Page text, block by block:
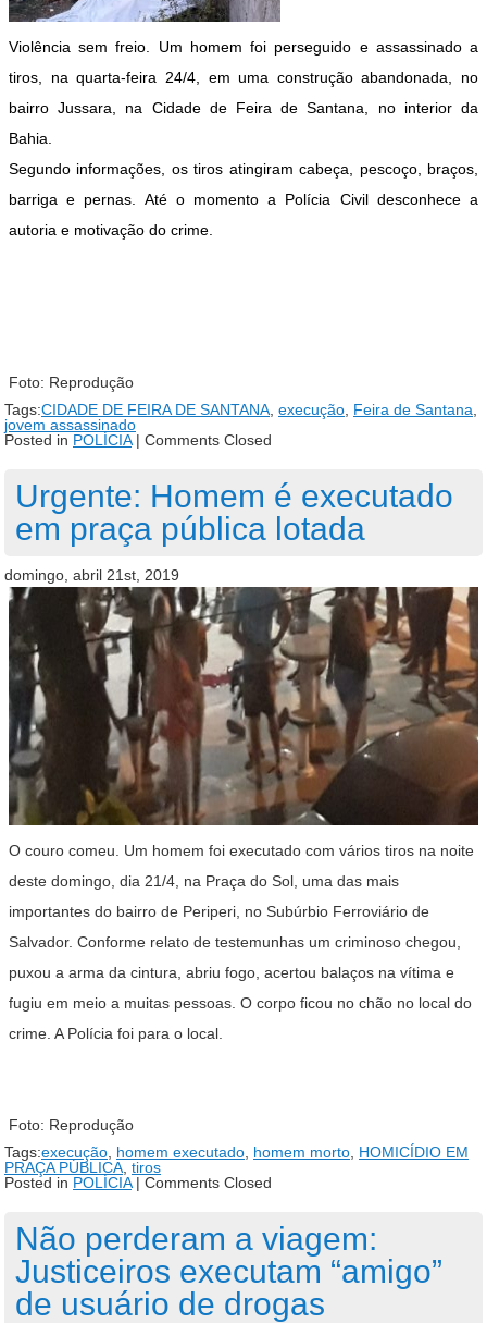
Violência sem freio. Um homem foi perseguido e assassinado a
tiros, na quarta-feira 24/4, em uma construção abandonada, no
bairro Jussara, na Cidade de Feira de Santana, no interior da
Bahia.
Segundo informações, os tiros atingiram cabeça, pescoço, braços,
barriga e pernas. Até o momento a Polícia Civil desconhece a
autoria e motivação do crime.
Foto: Reprodução
Tags:CIDADE DE FEIRA DE SANTANA execução Feira de Santana
jovem assassinado
Posted in POLÍCIA| Comments Closed
Urgente: Homem é executado
em praça pública lotada
domingo, abril 21st, 2019
O couro comeu. Um homem foi executado com vários tiros na noite
deste domingo, dia 21/4, na Praça do Sol, uma das mais
importantes do bairro de Periperi, no Subúrbio Ferroviário de
Salvador. Conforme relato de testemunhas um criminoso chegou,
puxou a arma da cintura, abriu fogo, acertou balaços na vítima e
fugiu em meio a muitas pessoas. O corpo ficou no chão no local do
crime. A Polícia foi para o local.
Foto: Reprodução
Tags:execução homem executado homem morto HOMICÍDIO EM
PRAÇA PÚBLICA tiros
Posted in POLÍCIA| Comments Closed
Não perderam a viagem:
Justiceiros executam “amigo”
de usuário de drogas